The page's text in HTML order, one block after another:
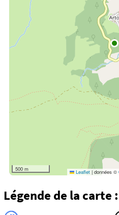
500 m Leaflet | données ©
Légende de la carte :